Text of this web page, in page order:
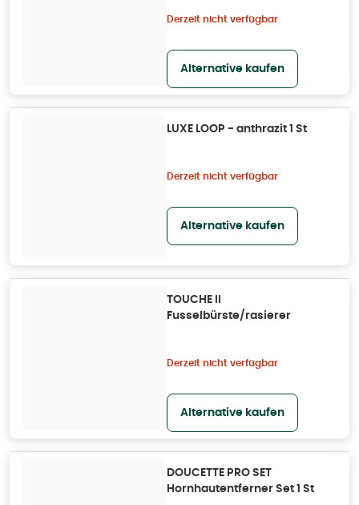
Derzeit nicht verfügbar
Alternative kaufen
LUXE LOOP - anthrazit 1 St
Derzeit nicht verfügbar
Alternative kaufen
TOUCHE II
Fusselbürste/rasierer
Derzeit nicht verfügbar
Alternative kaufen
DOUCETTE PRO SET
Hornhautentferner Set 1 St